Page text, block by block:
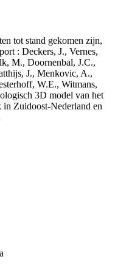
tot stand gekomen zijn,
: Deckers, J., Vernes,
M., Doornenbal, J.C.,
J., Menkovic, A.,
W.E., Witmans,
3D model van het
in Zuidoost-Nederland en